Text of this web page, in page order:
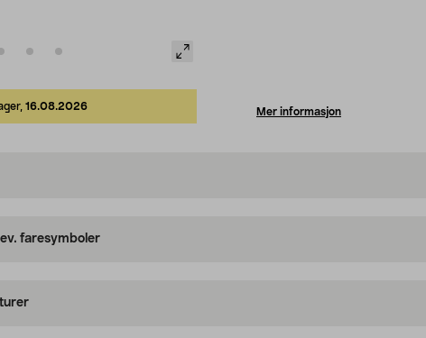
16.08.2026 Mer informasjon
faresymboler